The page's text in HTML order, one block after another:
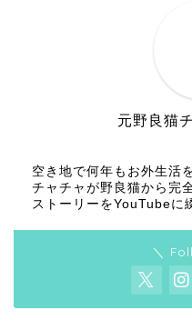
元野良猫
空き地で何年もお外生活
チャチャが野良猫から完
ストーリーをYouTubeに
＼